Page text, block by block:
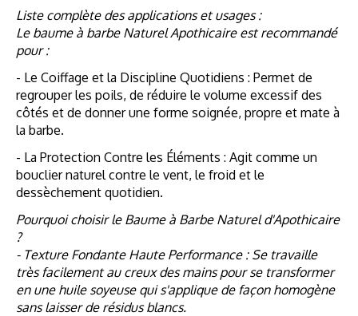
Liste complète des applications et usages :
Le baume à barbe Naturel Apothicaire est recommandé
pour :
- Le Coiffage et la Discipline Quotidiens : Permet de
regrouper les poils, de réduire le volume excessif des
côtés et de donner une forme soignée, propre et mate à
la barbe.
- La Protection Contre les Éléments : Agit comme un
bouclier naturel contre le vent, le froid et le
dessèchement quotidien.
Pourquoi choisir le Baume à Barbe Naturel d'Apothicaire
?
- Texture Fondante Haute Performance : Se travaille
très facilement au creux des mains pour se transformer
en une huile soyeuse qui s'applique de façon homogène
sans laisser de résidus blancs.